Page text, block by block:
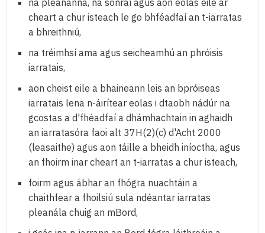
na pleananna, na sonraí agus aon eolas eile ar
cheart a chur isteach le go bhféadfaí an t-iarratas
a bhreithniú,
na tréimhsí ama agus seicheamhú an phróisis
iarratais,
aon cheist eile a bhaineann leis an bpróiseas
iarratais lena n-áirítear eolas i dtaobh nádúr na
gcostas a d'fhéadfaí a dhámhachtain in aghaidh
an iarratasóra faoi alt 37H(2)(c) d'Acht 2000
(leasaithe) agus aon táille a bheidh iníoctha, agus
an fhoirm inar cheart an t-iarratas a chur isteach,
foirm agus ábhar an fhógra nuachtáin a
chaithfear a fhoilsiú sula ndéantar iarratas
pleanála chuig an mBord,